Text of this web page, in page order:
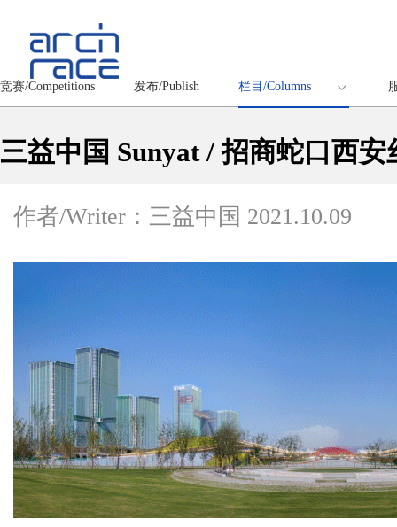
竞赛/Competitions 发布/Publish 栏目/Columns
三益中国 Sunyat / 招商蛇口西安
作者/Writer：三益中国 2021.10.09